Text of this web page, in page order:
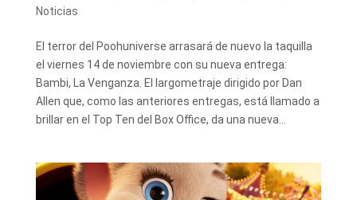
Noticias
El terror del Poohuniverse arrasará de nuevo la taquilla
el viernes 14 de noviembre con su nueva entrega:
Bambi, La Venganza. El largometraje dirigido por Dan
Allen que, como las anteriores entregas, está llamado a
brillar en el Top Ten del Box Office, da una nueva...